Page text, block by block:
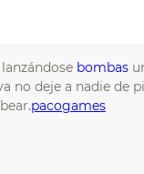
bombas
no deje a nadie
pacogames